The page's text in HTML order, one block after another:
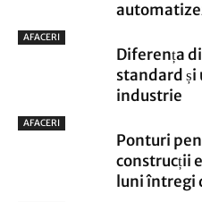
AFACERI
Diferența
standard
industrie
AFACERI
Ponturi
construcții
luni întregi